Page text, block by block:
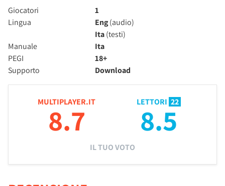
Giocatori
1
Lingua
Eng(audio)
Ita(testi)
Manuale
Ita
PEGI
18+
Supporto
Download
MULTIPLAYER.IT
8.7
LETTORI 22
8.5
IL TUO VOTO